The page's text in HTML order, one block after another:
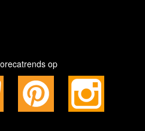
op